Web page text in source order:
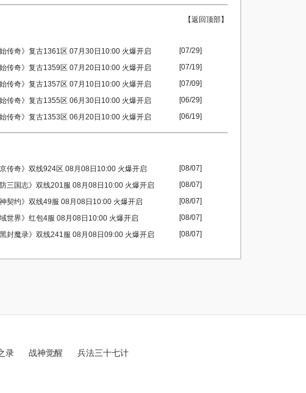
【返回顶部】
传奇》复古1361区 07月30日10:00 火爆开启
[07/29]
传奇》复古1359区 07月20日10:00 火爆开启
[07/19]
传奇》复古1357区 07月10日10:00 火爆开启
[07/09]
传奇》复古1355区 06月30日10:00 火爆开启
[06/29]
传奇》复古1353区 06月20日10:00 火爆开启 [06/19]
传奇》双线924区 08月08日10:00 火爆开启
[08/07]
三国志》双线201服 08月08日10:00 火爆开启
[08/07]
契约》双线49服 08月08日10:00 火爆开启
[08/07]
世界》红包4服 08月08日10:00 火爆开启
[08/07]
封魔录》双线241服 08月08日09:00 火爆开启 [08/07]
录 战神觉醒 兵法三十七计